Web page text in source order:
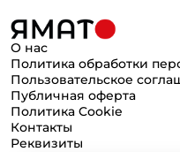
О нас
Политика обработки
Пользовательское
Публичная оферта
Политика Cookie
Контакты
Реквизиты